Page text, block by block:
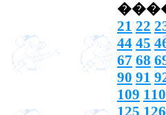
21 22
44 45
67 68
90 91
109 110
125 126